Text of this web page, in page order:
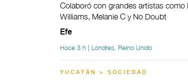
Colaboró con grandes artistas como
Williams, Melanie C y No Doubt
Efe
Hace 3 h | Londres, Reino Unido
YUCATÁN > SOCIEDAD